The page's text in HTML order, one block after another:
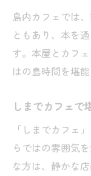
島内カフェでは
ともあり、本を
す。本屋とカフ
はの島時間を堪
しまでカフェで
「しまでカフェ
らではの雰囲気
な方は、静かな